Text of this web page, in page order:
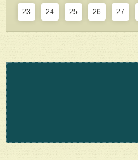
23 24 25 26 27